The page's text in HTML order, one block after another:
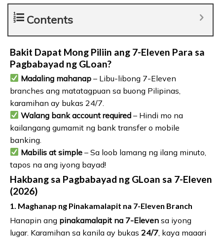
Contents
Bakit Dapat Mong Piliin ang 7-Eleven Para sa
Pagbabayad ng GLoan?
Madaling mahanap – Libu-libong 7-Eleven
branches ang matatagpuan sa buong Pilipinas,
karamihan ay bukas 24/7.
Walang bank account required – Hindi mo na
kailangang gumamit ng bank transfer o mobile
banking.
Mabilis at simple – Sa loob lamang ng ilang minuto,
tapos na ang iyong bayad!
Hakbang sa Pagbabayad ng GLoan sa 7-Eleven
(2026)
1. Maghanap ng Pinakamalapit na 7-Eleven Branch
Hanapin ang pinakamalapit na 7-Eleven sa iyong
lugar. Karamihan sa kanila ay bukas 24/7 , kaya maaari